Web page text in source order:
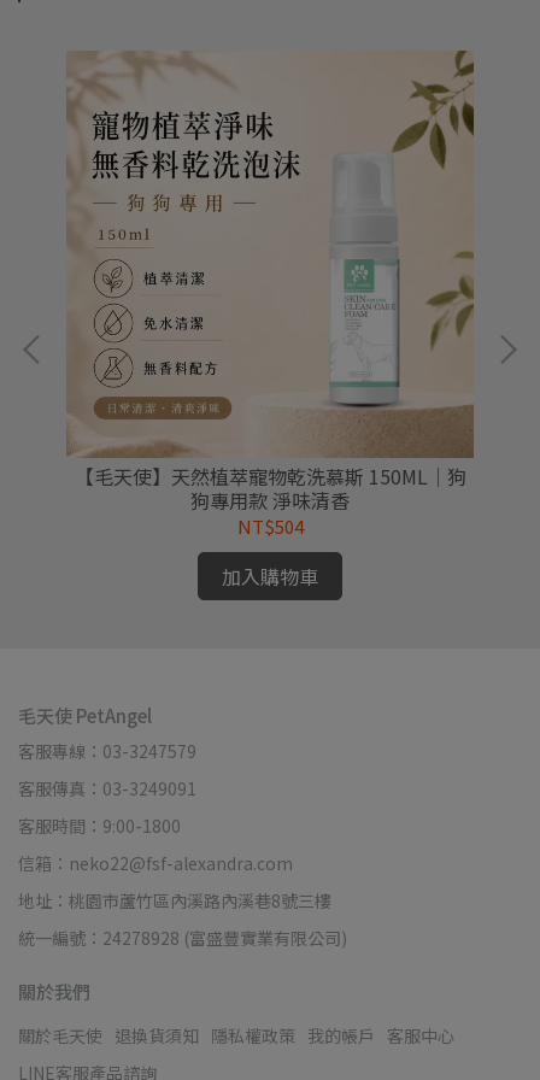
【毛天使】天然植萃寵物乾洗慕斯 150ML｜狗
狗專用款 淨味清香
NT$504
加入購物車
毛天使 PetAngel
客服專線：03-3247579
客服傳真：03-3249091
客服時間：9:00-1800
信箱：neko22@fsf-alexandra.com
地址：桃園市蘆竹區內溪路內溪巷8號三樓
統一編號：24278928 (富盛豐實業有限公司)
關於我們
關於毛天使 退換貨須知 隱私權政策 我的帳戶
客服中心
LINE客服產品諮詢